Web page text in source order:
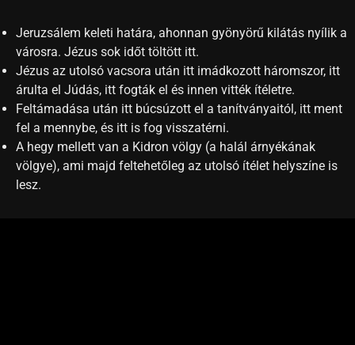
Jeruzsálem keleti határa, ahonnan gyönyörű kilátás nyílik a
városra. Jézus sok időt töltött itt.
Jézus az utolsó vacsora után itt imádkozott háromszor, itt
árulta el Júdás, itt fogták el és innen vitték ítéletre.
Feltámadása után itt búcsúzott el a tanítványaitól, itt ment
fel a mennybe, és itt is fog visszatérni.
A hegy mellett van a Kidron völgy (a halál árnyékának
völgye), ami majd feltehetőleg az utolsó ítélet helyszíne is
lesz.